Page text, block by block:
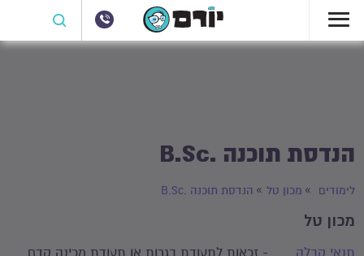
הנדסת תוכנה .B.Sc
לימודים מכון טל הנדסת תוכנה .B.Sc
מכון טל
תנאי קבלה
- זכאות לתעודת בגרות או תעודת מכינה קדם